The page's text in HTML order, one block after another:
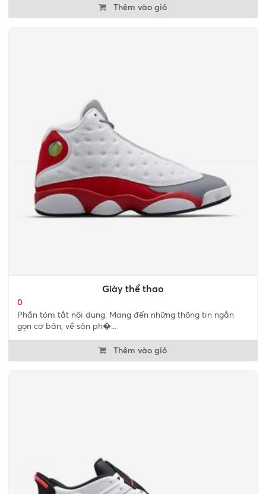
Thêm vào giỏ
Giày thể thao
0
Phần tóm tắt nội dung: Mang đến những thông tin ngắn
gọn cơ bản, về sản ph�...
Thêm vào giỏ